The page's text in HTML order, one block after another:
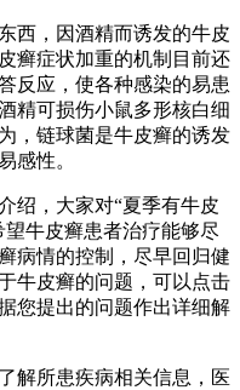
西，因酒精而诱发的牛皮
癣症状加重的机制目前还
反应，使各种感染的易患
精可损伤小鼠多形核白细
，链球菌是牛皮癣的诱发
感性。
绍，大家对“夏季有牛皮
牛皮癣患者治疗能够尽
病情的控制，尽早回归健
牛皮癣的问题，可以点击
您提出的问题作出详细解
解所患疾病相关信息，医